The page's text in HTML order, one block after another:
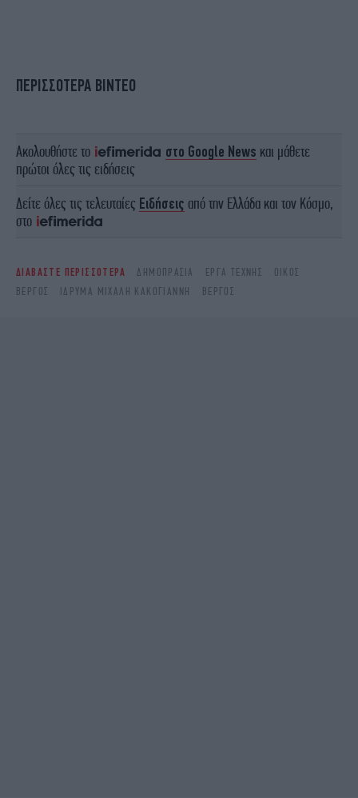
ΠΕΡΙΣΣΟΤΕΡΑ ΒΙΝΤΕΟ
Ακολουθήστε το στο Google News και μάθετε
πρώτοι όλες τις ειδήσεις
Δείτε όλες τις τελευταίες Ειδήσεις από την Ελλάδα και τον Κόσμο,
στο
ΔΙΑΒΑΣΤΕ ΠΕΡΙΣΣΟΤΕΡΑ ΔΗΜΟΠΡΑΣΊΑ ΈΡΓΑ ΤΈΧΝΗΣ
ΟΊΚΟΣ
ΒΈΡΓΟΣ
ΊΔΡΥΜΑ ΜΙΧΆΛΗ ΚΑΚΟΓΙΆΝΝΗ ΒΕΡΓΟΣ